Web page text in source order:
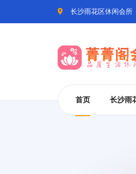
长沙雨花区休闲会所
首页 长沙雨